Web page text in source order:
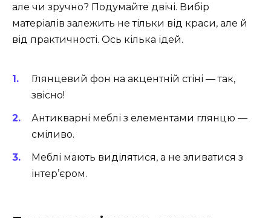
але чи зручно? Подумайте двічі. Вибір
матеріалів залежить не тільки від краси, але й
від практичності. Ось кілька ідей.
Глянцевий фон на акцентній стіні — так,
звісно!
Антикварні меблі з елементами глянцю —
сміливо.
Меблі мають виділятися, а не зливатися з
інтер’єром.